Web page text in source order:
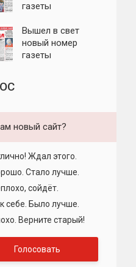
газеты
правда"
Вышел в свет
новый номер
газеты
новый сайт?
Ждал этого.
Стало лучше.
сойдёт.
себе. Было лучше.
Верните старый!
Голосовать